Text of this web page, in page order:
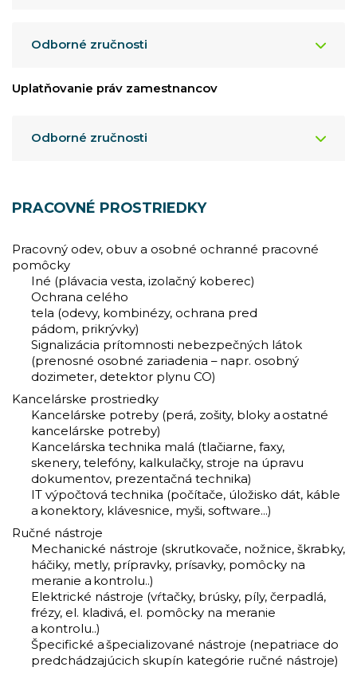
Odborné zručnosti
Uplatňovanie práv zamestnancov
Odborné zručnosti
PRACOVNÉ PROSTRIEDKY
Pracovný odev, obuv a osobné ochranné pracovné
pomôcky
Iné (plávacia vesta, izolačný koberec)
Ochrana celého
tela (odevy, kombinézy, ochrana pred
pádom, prikrývky)
Signalizácia prítomnosti nebezpečných látok
(prenosné osobné zariadenia – napr. osobný
dozimeter, detektor plynu CO)
Kancelárske prostriedky
Kancelárske potreby (perá, zošity, bloky a ostatné
kancelárske potreby)
Kancelárska technika malá (tlačiarne, faxy,
skenery, telefóny, kalkulačky, stroje na úpravu
dokumentov, prezentačná technika)
IT výpočtová technika (počítače, úložisko dát, káble
a konektory, klávesnice, myši, software...)
Ručné nástroje
Mechanické nástroje (skrutkovače, nožnice, škrabky,
háčiky, metly, prípravky, prísavky, pomôcky na
meranie a kontrolu..)
Elektrické nástroje (vŕtačky, brúsky, píly, čerpadlá,
frézy, el. kladivá, el. pomôcky na meranie
a kontrolu..)
Špecifické a špecializované nástroje (nepatriace do
predchádzajúcich skupín kategórie ručné nástroje)